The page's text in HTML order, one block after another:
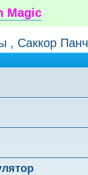
Magic
, Саккор Панч